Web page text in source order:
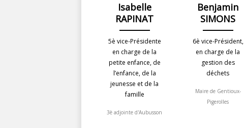
Isabelle
RAPINAT
5è vice-Présidente
en charge de la
petite enfance, de
l’enfance, de la
jeunesse et de la
famille
3è adjointe d'Aubusson
Benjamin
SIMONS
6è vice-Président,
en charge de la
gestion des
déchets
Maire de Gentioux-
Pigerolles